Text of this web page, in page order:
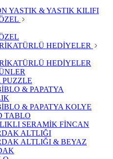
YASTIK & YASTIK KILIFI
HEDİYELER
HEDİYELER
PUZZLE
& PAPATYA
& PAPATYA KOLYE
TABLO
SERAMİK FİNCAN
ALTLIĞI
ALTLIĞI & BEYAZ